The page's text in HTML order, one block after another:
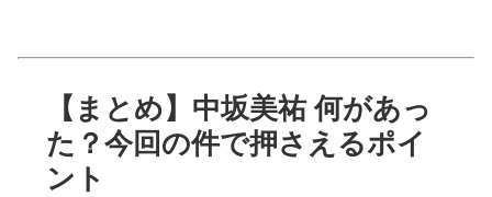
【まとめ】中坂美祐 何があっ
た？今回の件で押さえるポイ
ント